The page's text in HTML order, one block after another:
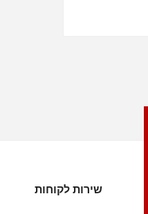
שירות לקוחות